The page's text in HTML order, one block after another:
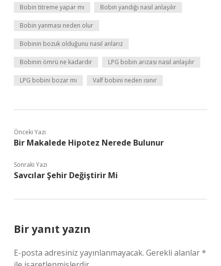
Bobin titreme yapar mı Bobin yandığı nasıl anlaşılır
Bobin yanması neden olur
Bobinin bozuk olduğunu nasıl anlarız
Bobinin ömrü ne kadardır LPG bobin arızası nasıl anlaşılır
LPG bobini bozar mı Valf bobini neden ısınır
Önceki Yazı
Bir Makalede Hipotez Nerede Bulunur
Sonraki Yazı
Savcılar Şehir Değiştirir Mi
Bir yanıt yazın
E-posta adresiniz yayınlanmayacak. Gerekli alanlar*